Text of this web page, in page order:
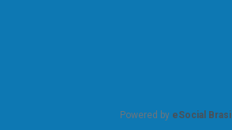
Powered by eSocial Brasil